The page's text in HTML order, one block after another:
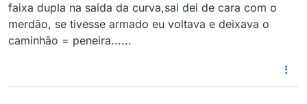
faixa dupla na saida da curva,sai dei de cara com o
merdão, se tivesse armado eu voltava e deixava o
caminhão = peneira......